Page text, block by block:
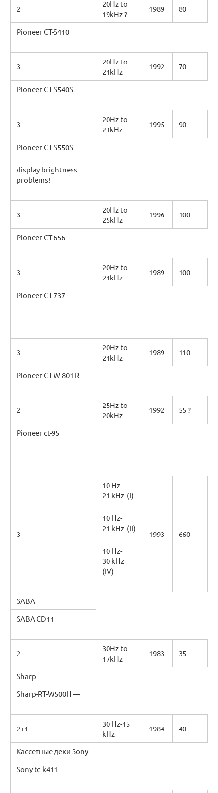
2
20Hz to
19kHz ?
1989 80
Pioneer CT-S410
3
20Hz to
21kHz
1992 70
Pioneer CT-S540S
3
20Hz to
21kHz
1995 90
Pioneer CT-S550S
display brightness
problems!
3
20Hz to
25kHz
1996 100
Pioneer CT-656
3
20Hz to
21kHz
1989 100
Pioneer CT 737
3
20Hz to
21kHz
1989 110
Pioneer CT-W 801 R
2
25Hz to
20kHz
1992 55 ?
Pioneer ct-95
3
10 Hz-
21 kHz (I)
10 Hz-
21 kHz (II)
10 Hz-
30 kHz
(IV)
1993 660
SABA
SABA CD11
2
30Hz to
17kHz
1983 35
Sharp
Sharp-RT-W500H —
2+1
30 Hz-15
kHz
1984 40
Кассетные деки Sony
Sony tc-k411